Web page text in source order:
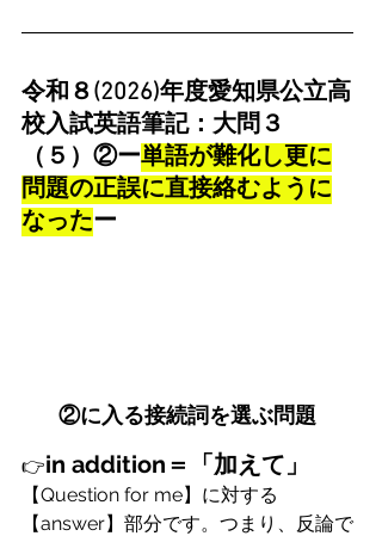
令和８(2026)年度愛知県公立高
校入試英語筆記：大問３
（５）②ー単語が難化し更に
問題の正誤に直接絡むように
なったー
②に入る接続詞を選ぶ問題
👉in addition＝「加えて」
【Question for me】に対する
【answer】部分です。つまり、反論で